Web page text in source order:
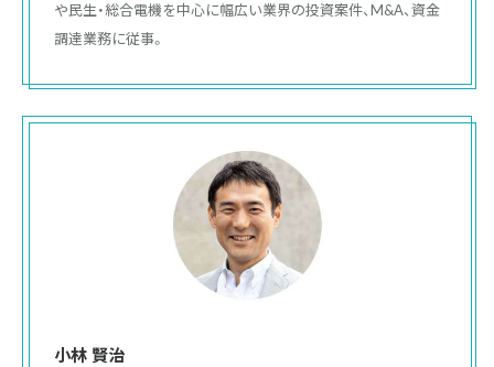
や民生・総合電機を中心に幅広い業界の投資案件、M&A、資金
調達業務に従事。
小林 賢治